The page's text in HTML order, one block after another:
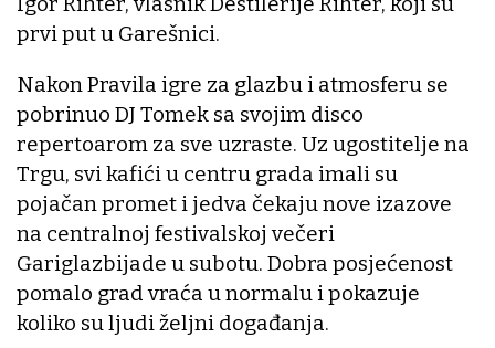
prvi put u Garešnici.
Nakon Pravila igre za glazbu i atmosferu se
pobrinuo DJ Tomek sa svojim disco
repertoarom za sve uzraste. Uz ugostitelje na
Trgu, svi kafići u centru grada imali su
pojačan promet i jedva čekaju nove izazove
na centralnoj festivalskoj večeri
Gariglazbijade u subotu. Dobra posjećenost
pomalo grad vraća u normalu i pokazuje
koliko su ljudi željni događanja.